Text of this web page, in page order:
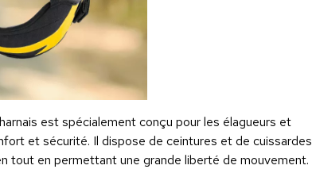
est spécialement conçu pour les élagueurs et
et sécurité. Il dispose de ceintures et de cuissardes
tout en permettant une grande liberté de mouvement.